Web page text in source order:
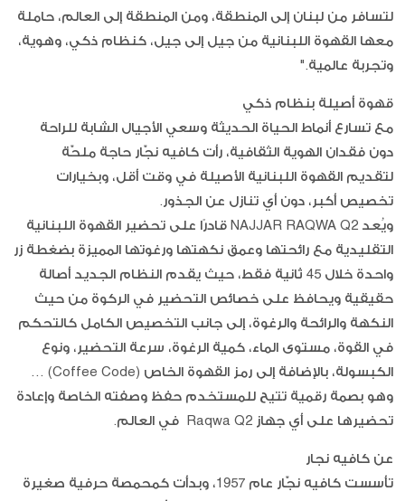
لتسافر من لبنان إلى المنطقة، ومن المنطقة إلى العالم، حاملة
معها القهوة اللبنانية من جيل إلى جيل، كنظام ذكي، وهوية،
وتجربة عالمية."
قهوة أصيلة بنظام ذكي
مع تسارع أنماط الحياة الحديثة وسعي الأجيال الشابة للراحة
دون فقدان الهوية الثقافية، رأت كافيه نجّار حاجة ملحّة
لتقديم القهوة اللبنانية الأصيلة في وقت أقل، وبخيارات
تخصيص أكبر، دون أي تنازل عن الجذور.
ويُعد NAJJAR RAQWA Q2 قادرًا على تحضير القهوة اللبنانية
التقليدية مع رائحتها وعمق نكهتها ورغوتها المميزة بضغطة زر
واحدة خلال 45 ثانية فقط، حيث يقدم النظام الجديد أصالة
حقيقية ويحافظ على خصائص التحضير في الركوة من حيث
النكهة والرائحة والرغوة، إلى جانب التخصيص الكامل كالتحكم
في القوة، مستوى الماء، كمية الرغوة، سرعة التحضير، ونوع
الكبسولة، بالإضافة إلى رمز القهوة الخاص (Coffee Code) …
وهو بصمة رقمية تتيح للمستخدم حفظ وصفته الخاصة وإعادة
تحضيرها على أي جهاز Raqwa Q2 في العالم.
عن كافيه نجار
تأسست كافيه نجّار عام 1957، وبدأت كمحمصة حرفية صغيرة